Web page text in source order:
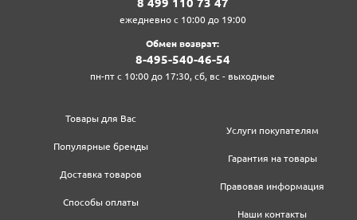
8‍ 4‍9‍9‍ 1‍1‍0‍ 7‍3‍ 4‍7‍
ежедневно с 10:00 до 19:00
Обмен возврат:
8‍-4‍9‍5‍-5‍4‍0‍-4‍6‍-5‍4‍
пн-пт с 10:00 до 17:30, сб, вс - выходные
Товары для Вас
Популярные бренды
Доставка товаров
Способы оплаты
Услуги покупателям
Гарантия на товары
Правовая информация
Наши контакты